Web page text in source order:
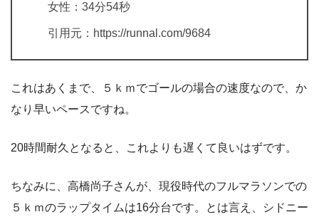
女性：34分54秒
引用元：https://runnal.com/9684
これはあくまで、５ｋｍでゴールの場合の速度なので、か
なり早いペースですね。
20時間耐久となると、これよりも遅くて良いはずです。
ちなみに、高橋尚子さんが、現役時代のフルマラソンでの
５ｋｍのラップタイムは16分台です。とは言え、シドニー